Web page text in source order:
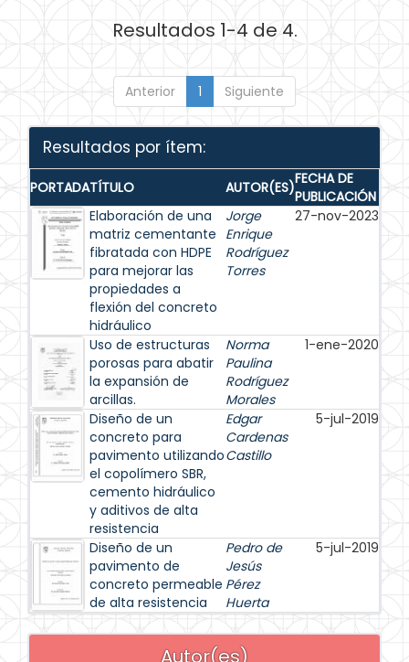
Resultados 1-4 de 4.
Anterior 1 Siguiente
Resultados por ítem:
PORTADATÍTULO AUTOR(ES)FECHA DE
PUBLICACIÓN
Elaboración de una
matriz cementante
fibratada con HDPE
para mejorar las
propiedades a
flexión del concreto
hidráulico
Jorge
Enrique
Rodríguez
Torres
27-nov-2023
Uso de estructuras
porosas para abatir
la expansión de
arcillas.
Norma
Paulina
Rodríguez
Morales
1-ene-2020
Diseño de un
concreto para
pavimento utilizando
el copolímero SBR,
cemento hidráulico
y aditivos de alta
resistencia
Edgar
Cardenas
Castillo
5-jul-2019
Diseño de un
pavimento de
concreto permeable
de alta resistencia
Pedro de
Jesús
Pérez
Huerta
5-jul-2019
Autor(es)